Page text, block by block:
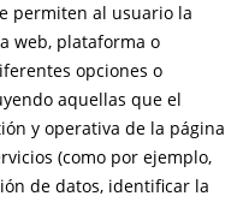
permiten al usuario la
web, plataforma o
opciones o
aquellas que el
y operativa de la página
(como por ejemplo,
de datos, identificar la